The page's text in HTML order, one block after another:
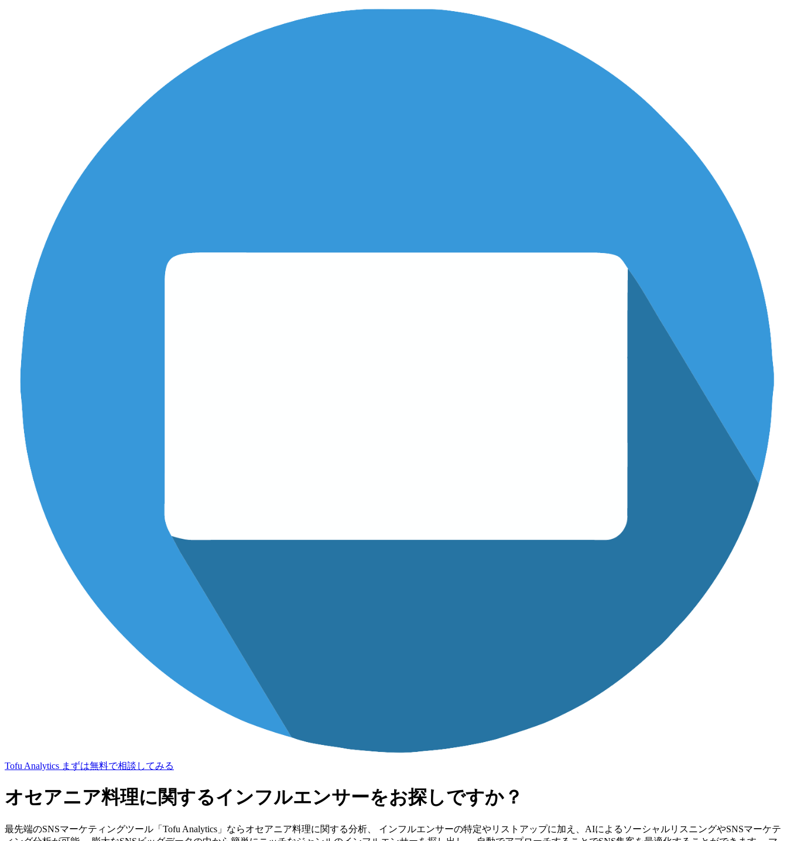
Tofu Analytics まずは無料で相談してみる
オセアニア料理に関するインフルエンサーをお探しですか？
最先端のSNSマーケティングツール「Tofu Analytics」ならオセアニア料理に関する分析、 インフルエンサーの特定やリストアップに加え、AIによるソーシャルリスニングやSNSマーケテ